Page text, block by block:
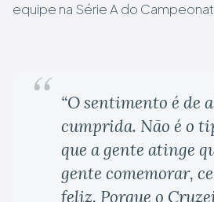
equipe na Série A do
“O sentimento é de
cumprida. Não é o
que a gente atinge
gente comemorar,
feliz. Porque o